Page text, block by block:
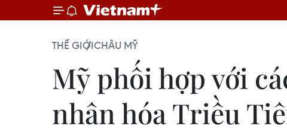
THẾ GIỚICHÂU MỸ
Mỹ phối hợp với
nhân hóa Triều